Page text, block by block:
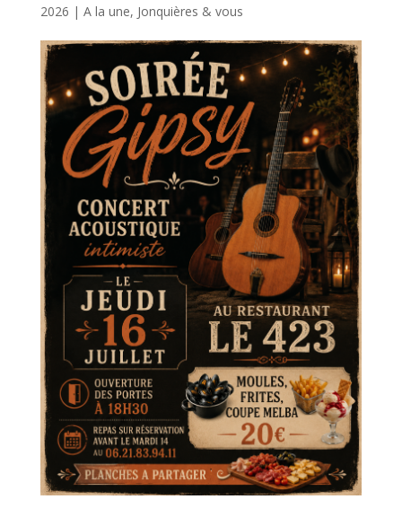
2026 | A la une, Jonquières & vous